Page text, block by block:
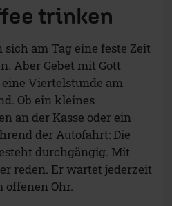
trinken
am Tag eine feste Zeit
Aber Gebet mit Gott
Viertelstunde am
Ob ein kleines
an der Kasse oder ein
der Autofahrt: Die
durchgängig. Mit
reden. Er wartet jederzeit
Ohr.